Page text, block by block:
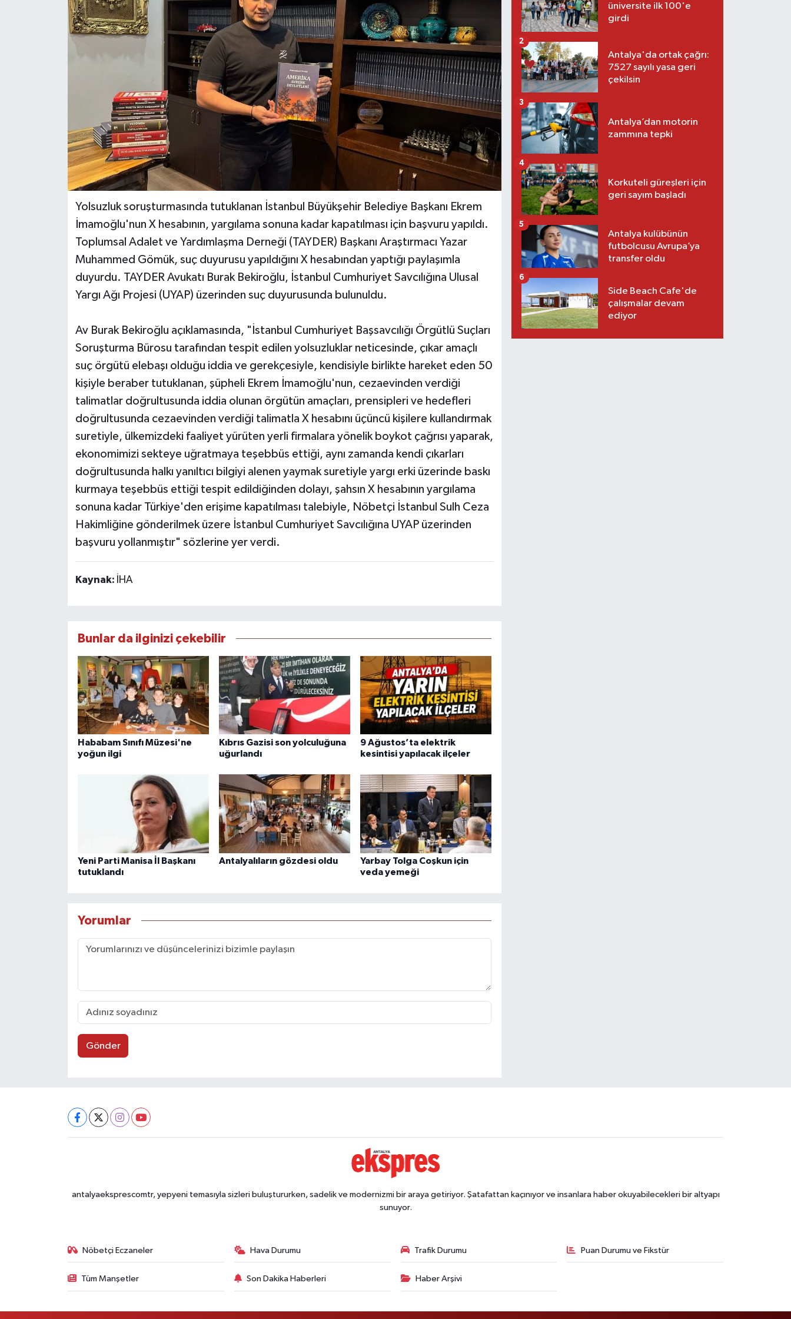
Yolsuzluk soruşturmasında tutuklanan İstanbul Büyükşehir Belediye Başkanı Ekrem
İmamoğlu'nun X hesabının, yargılama sonuna kadar kapatılması için başvuru yapıldı.
Toplumsal Adalet ve Yardımlaşma Derneği (TAYDER) Başkanı Araştırmacı Yazar
Muhammed Gömük, suç duyurusu yapıldığını X hesabından yaptığı paylaşımla
duyurdu. TAYDER Avukatı Burak Bekiroğlu, İstanbul Cumhuriyet Savcılığına Ulusal
Yargı Ağı Projesi (UYAP) üzerinden suç duyurusunda bulunuldu.
Av Burak Bekiroğlu açıklamasında, "İstanbul Cumhuriyet Başsavcılığı Örgütlü Suçları
Soruşturma Bürosu tarafından tespit edilen yolsuzluklar neticesinde, çıkar amaçlı
suç örgütü elebaşı olduğu iddia ve gerekçesiyle, kendisiyle birlikte hareket eden 50
kişiyle beraber tutuklanan, şüpheli Ekrem İmamoğlu'nun, cezaevinden verdiği
talimatlar doğrultusunda iddia olunan örgütün amaçları, prensipleri ve hedefleri
doğrultusunda cezaevinden verdiği talimatla X hesabını üçüncü kişilere kullandırmak
suretiyle, ülkemizdeki faaliyet yürüten yerli firmalara yönelik boykot çağrısı yaparak,
ekonomimizi sekteye uğratmaya teşebbüs ettiği, aynı zamanda kendi çıkarları
doğrultusunda halkı yanıltıcı bilgiyi alenen yaymak suretiyle yargı erki üzerinde baskı
kurmaya teşebbüs ettiği tespit edildiğinden dolayı, şahsın X hesabının yargılama
sonuna kadar Türkiye'den erişime kapatılması talebiyle, Nöbetçi İstanbul Sulh Ceza
Hakimliğine gönderilmek üzere İstanbul Cumhuriyet Savcılığına UYAP üzerinden
başvuru yollanmıştır" sözlerine yer verdi.
Kaynak: İHA
Bunlar da ilginizi çekebilir
Hababam Sınıfı Müzesi'ne
yoğun ilgi
Kıbrıs Gazisi son yolculuğuna
uğurlandı
9 Ağustos’ta elektrik
kesintisi yapılacak ilçeler
Yeni Parti Manisa İl Başkanı
tutuklandı
Antalyalıların gözdesi oldu
Yarbay Tolga Coşkun için
veda yemeği
Yorumlar
Gönder
üniversite ilk 100'e
girdi
Antalya'da ortak çağrı:
7527 sayılı yasa geri
çekilsin
2
Antalya’dan motorin
zammına tepki
3
Korkuteli güreşleri için
geri sayım başladı
4
Antalya kulübünün
futbolcusu Avrupa’ya
transfer oldu
5
Side Beach Cafe'de
çalışmalar devam
ediyor
6
antalyaeksprescomtr, yepyeni temasıyla sizleri buluştururken, sadelik ve modernizmi bir araya getiriyor. Şatafattan kaçınıyor ve insanlara haber okuyabilecekleri bir altyapı
sunuyor.
Nöbetçi Eczaneler Hava Durumu Trafik Durumu Puan Durumu ve Fikstür
Tüm Manşetler Son Dakika Haberleri Haber Arşivi
VİDEO HABERLER
YAZARLAR
RESMİ İLAN
MAGAZİN